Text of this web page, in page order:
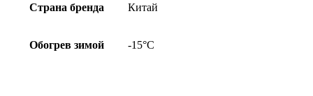
Страна бренда Китай
Обогрев зимой -15°С